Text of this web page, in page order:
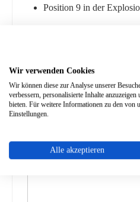
Position 9 in der
Ähnliche Artikel
Produktgalerie überspringen
Wir verwenden Cookies
Wir können diese zur Analyse unserer
verbessern, personalisierte Inhalte
bieten. Für weitere Informationen zu den von
Einstellungen.
Alle akzeptieren